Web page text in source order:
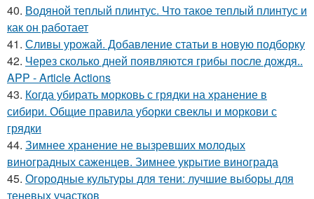
40. Водяной теплый плинтус. Что такое теплый плинтус и
как он работает
41. Сливы урожай. Добавление статьи в новую подборку
42. Через сколько дней появляются грибы после дождя..
APP - Article Actions
43. Когда убирать морковь с грядки на хранение в
сибири. Общие правила уборки свеклы и моркови с
грядки
44. Зимнее хранение не вызревших молодых
виноградных саженцев. Зимнее укрытие винограда
45. Огородные культуры для тени: лучшие выборы для
теневых участков